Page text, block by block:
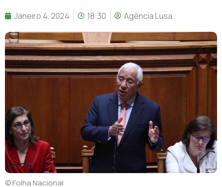
Janeiro 4, 2024 18:30 Agência Lusa
© Folha Nacional